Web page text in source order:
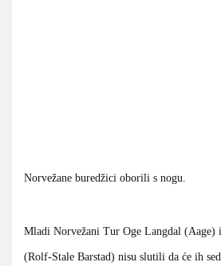
Norvežane buredžici oborili s nogu.
Mladi Norvežani Tur Oge Langdal (Aage)
(Rolf-Stale Barstad) nisu slutili da će ih